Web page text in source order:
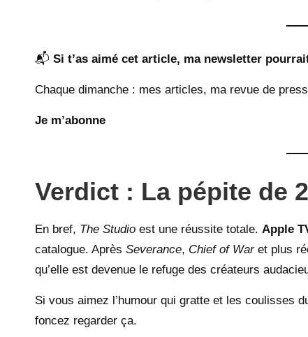
📬 Si t’as aimé cet article, ma newsletter
Chaque dimanche : mes articles, ma revue de
Je m’abonne
Verdict : La pépite de
En bref, The Studio est une réussite totale. Apple
catalogue. Après Severance, Chief of Waret plus
qu’elle est devenue le refuge des créateurs
Si vous aimez l’humour qui gratte et les coulisses
foncez regarder ça.